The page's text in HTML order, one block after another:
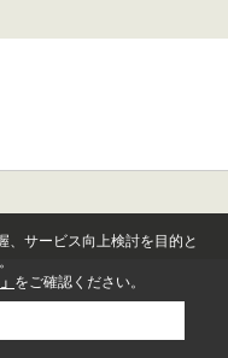
、サービス向上検討を目的と
をご確認ください。